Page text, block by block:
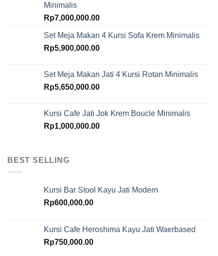
Minimalis
Rp7,000,000.00
Set Meja Makan 4 Kursi Sofa Krem Minimalis
Rp5,900,000.00
Set Meja Makan Jati 4 Kursi Rotan Minimalis
Rp5,650,000.00
Kursi Cafe Jati Jok Krem Boucle Minimalis
Rp1,000,000.00
BEST SELLING
Kursi Bar Stool Kayu Jati Modern
Rp600,000.00
Kursi Cafe Heroshima Kayu Jati Waerbased
Rp750,000.00